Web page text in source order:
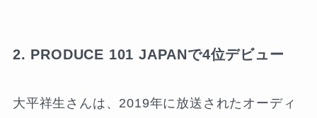
2. PRODUCE 101 JAPANで4位デビュー
大平祥生さんは、2019年に放送されたオーディ